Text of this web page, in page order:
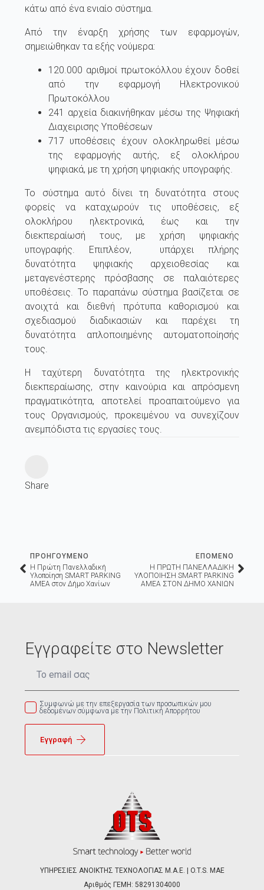
Share
κάτω από ένα ενιαίο σύστημα.
Από την έναρξη χρήσης των εφαρμογών,
σημειώθηκαν τα εξής νούμερα:
120.000 αριθμοί πρωτοκόλλου έχουν δοθεί
από την εφαρμογή Ηλεκτρονικού
Πρωτοκόλλου
241 αρχεία διακινήθηκαν μέσω της Ψηφιακή
Διαχειρισης Υποθέσεων
717 υποθέσεις έχουν ολοκληρωθεί μέσω
της εφαρμογής αυτής, εξ ολοκλήρου
ψηφιακά, με τη χρήση ψηφιακής υπογραφής.
Το σύστημα αυτό δίνει τη δυνατότητα στους
φορείς να καταχωρούν τις υποθέσεις, εξ
ολοκλήρου ηλεκτρονικά, έως και την
διεκπεραίωσή τους, με χρήση ψηφιακής
υπογραφής. Επιπλέον, υπάρχει πλήρης
δυνατότητα ψηφιακής αρχειοθεσίας και
μεταγενέστερης πρόσβασης σε παλαιότερες
υποθέσεις. Το παραπάνω σύστημα βασίζεται σε
ανοιχτά και διεθνή πρότυπα καθορισμού και
σχεδιασμού διαδικασιών και παρέχει τη
δυνατότητα απλοποιημένης αυτοματοποίησής
τους.
Η ταχύτερη δυνατότητα της ηλεκτρονικής
διεκπεραίωσης, στην καινούρια και απρόσμενη
πραγματικότητα, αποτελεί προαπαιτούμενο για
τους Οργανισμούς, προκειμένου να συνεχίζουν
ανεμπόδιστα τις εργασίες τους.
ΠΡΟΗΓΟΥΜΕΝΟ
Η Πρώτη Πανελλαδική
Υλοποίηση SMART PARKING
ΑΜΕΑ στον Δήμο Χανίων
ΕΠΟΜΕΝΟ
Η ΠΡΩΤΗ ΠΑΝΕΛΛΑΔΙΚΗ
ΥΛΟΠΟΙΗΣΗ SMART PARKING
ΑΜΕΑ ΣΤΟΝ ΔΗΜΟ ΧΑΝΙΩΝ
Εγγραφείτε στο Newsletter
Συμφωνώ με την επεξεργασία των προσωπικών μου
δεδομένων σύμφωνα με την Πολιτική Απορρήτου
Εγγραφή
ΥΠΗΡΕΣΙΕΣ ΑΝΟΙΚΤΗΣ ΤΕΧΝΟΛΟΓΙΑΣ Μ.Α.Ε. | O.T.S. ΜΑΕ
Αριθμός ΓΕΜΗ: 58291304000